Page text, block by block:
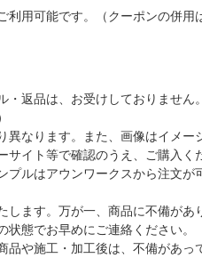
利用可能です。（クーポンの併用
・返品は、お受けしておりません
異なります。また、画像はイメー
サイト等で確認のうえ、ご購入く
プルはアウンワークスから注文が
します。万が一、商品に不備があ
態でお早めにご連絡ください。
品や施工・加工後は、不備があっ